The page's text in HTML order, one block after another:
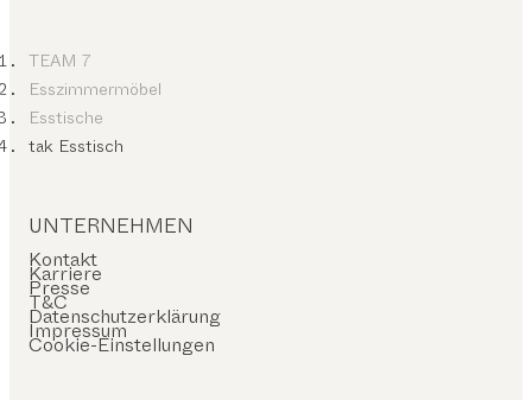
TEAM 7
Esszimmermöbel
Esstische
tak Esstisch
UNTERNEHMEN
Kontakt
Karriere
Presse
T&C
Datenschutzerklärung
Impressum
Cookie-Einstellungen